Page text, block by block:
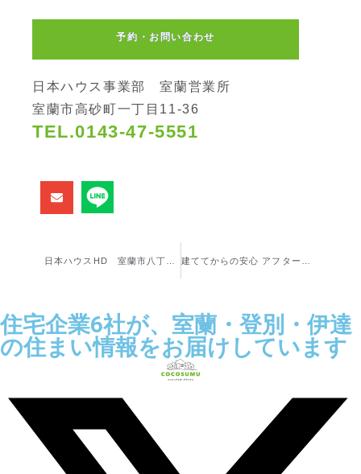
予約・お問い合わせ
日本ハウス事業部 室蘭営業所
室蘭市高砂町一丁目11-36
TEL.0143-47-5551
住宅企業6社が、室蘭・登別・伊達
の住まい情報をお届けしています